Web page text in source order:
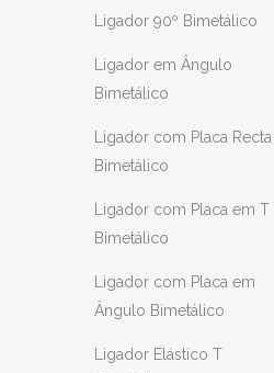
Ligador 90º Bimetálico
Ligador em Ângulo
Bimetálico
Ligador com Placa Recta
Bimetálico
Ligador com Placa em T
Bimetálico
Ligador com Placa em
Ângulo Bimetálico
Ligador Elástico T